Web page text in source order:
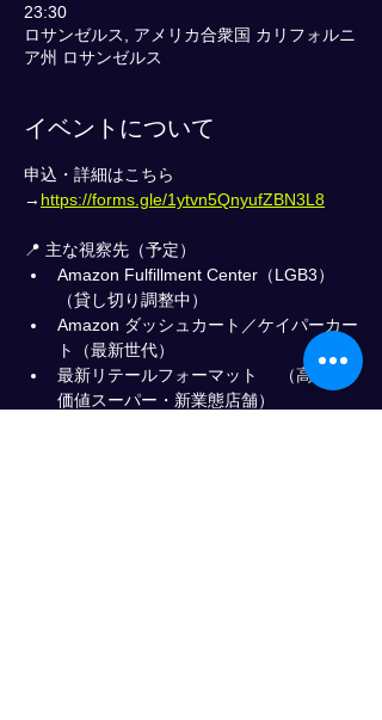
23:30
ロサンゼルス, アメリカ合衆国 カリフォルニ
ア州 ロサンゼルス
イベントについて
申込・詳細はこちら
→ https://forms.gle/1ytvn5QnyufZBN3L8
📍 主な視察先（予定）
Amazon Fulfillment Center（LGB3）
（貸し切り調整中）
Amazon ダッシュカート／ケイパーカー
ト（最新世代）
最新リテールフォーマット 　（高付加
価値スーパー・新業態店舗）